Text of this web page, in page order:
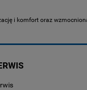
i komfort oraz